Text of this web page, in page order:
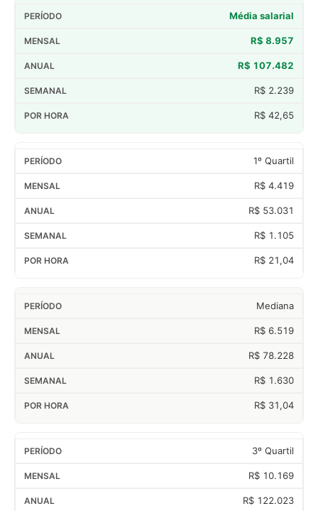
Média salarial
R$ 8.957
R$ 107.482
R$ 2.239
R$ 42,65
1º Quartil
R$ 4.419
R$ 53.031
R$ 1.105
R$ 21,04
Mediana
R$ 6.519
R$ 78.228
R$ 1.630
R$ 31,04
3º Quartil
R$ 10.169
R$ 122.023